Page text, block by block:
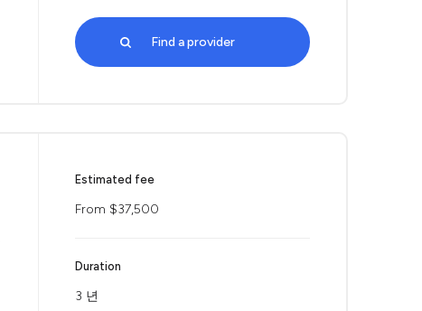
Find a provider
Estimated fee
From $37,500
Duration
3 년